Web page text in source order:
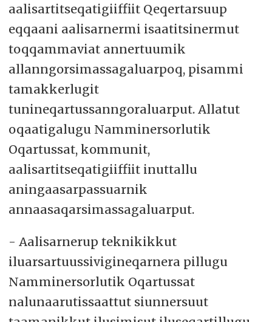
aalisartitseqatigiiffiit Qeqertarsuup
eqqaani aalisarnermi isaatitsinermut
toqqammaviat annertuumik
allanngorsimassagaluarpoq, pisammi
tamakkerlugit
tunineqartussanngoraluarput. Allatut
oqaatigalugu Namminersorlutik
Oqartussat, kommunit,
aalisartitseqatigiiffiit inuttallu
aningaasarpassuarnik
annaasaqarsimassagaluarput.
- Aalisarnerup teknikikkut
iluarsartuussivigineqarnera pillugu
Namminersorlutik Oqartussat
nalunaarutissaattut siunnersuut